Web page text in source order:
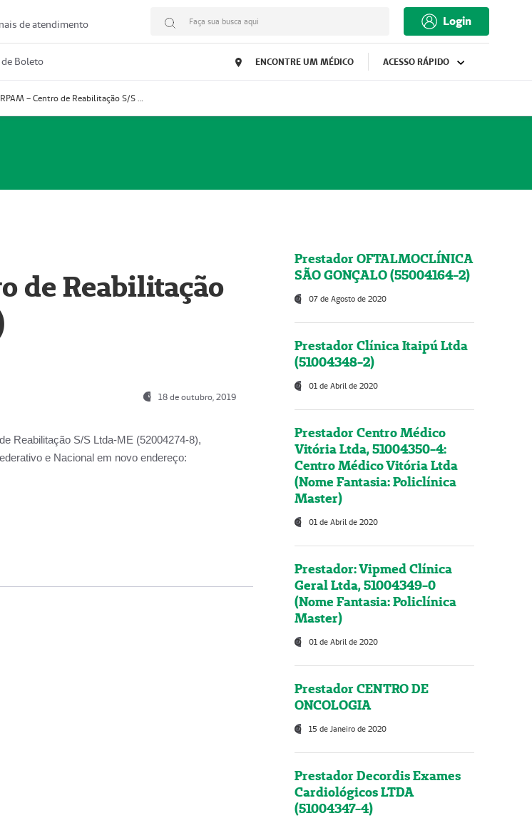
de atendimento Faça sua busca aqui Login
de Boleto ENCONTRE UM MÉDICO ACESSO RÁPIDO
Prestador CERPAM – Centro de Reabilitação S/S Ltda-ME (52004274-8)
de Reabilitação
18 de outubro, 2019
Reabilitação S/S Ltda-ME (52004274-8),
e Nacional em novo endereço:
Prestador OFTALMOCLÍNICA
SÃO GONÇALO (55004164-2)
07 de Agosto de 2020
Prestador Clínica Itaipú Ltda
(51004348-2)
01 de Abril de 2020
Prestador Centro Médico
Vitória Ltda, 51004350-4:
Centro Médico Vitória Ltda
(Nome Fantasia: Policlínica
Master)
01 de Abril de 2020
Prestador: Vipmed Clínica
Geral Ltda, 51004349-0
(Nome Fantasia: Policlínica
Master)
01 de Abril de 2020
Prestador CENTRO DE
ONCOLOGIA
15 de Janeiro de 2020
Prestador Decordis Exames
Cardiológicos LTDA
(51004347-4)